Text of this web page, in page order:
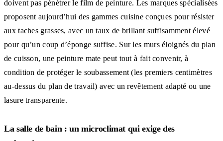
doivent pas pénétrer le film de peinture. Les marques spécialisées
proposent aujourd’hui des gammes cuisine conçues pour résister
aux taches grasses, avec un taux de brillant suffisamment élevé
pour qu’un coup d’éponge suffise. Sur les murs éloignés du plan
de cuisson, une peinture mate peut tout à fait convenir, à
condition de protéger le soubassement (les premiers centimètres
au-dessus du plan de travail) avec un revêtement adapté ou une
lasure transparente.
La salle de bain : un microclimat qui exige des